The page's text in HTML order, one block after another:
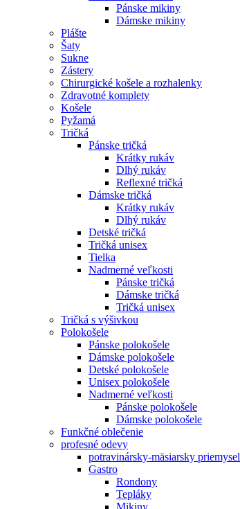
Pánske mikiny
Dámske mikiny
Plášte
Šaty
Sukne
Zástery
Chirurgické košele a rozhalenky
Zdravotné komplety
Košele
Pyžamá
Tričká
Pánske tričká
Krátky rukáv
Dlhý rukáv
Reflexné tričká
Dámske tričká
Krátky rukáv
Dlhý rukáv
Detské tričká
Tričká unisex
Tielka
Nadmerné veľkosti
Pánske tričká
Dámske tričká
Tričká unisex
Tričká s výšivkou
Polokošele
Pánske polokošele
Dámske polokošele
Detské polokošele
Unisex polokošele
Nadmerné veľkosti
Pánske polokošele
Dámske polokošele
Funkčné oblečenie
profesné odevy
potravinársky-mäsiarsky priemysel
Gastro
Rondony
Tepláky
Mikiny